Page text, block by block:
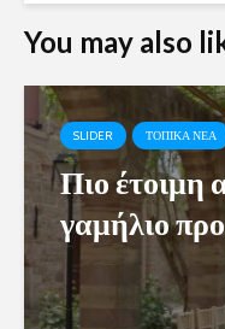
You may also
SLIDER ΤΟΠΙΚΑ ΝΕΑ
Πιο έτοιμη
γαμήλιο